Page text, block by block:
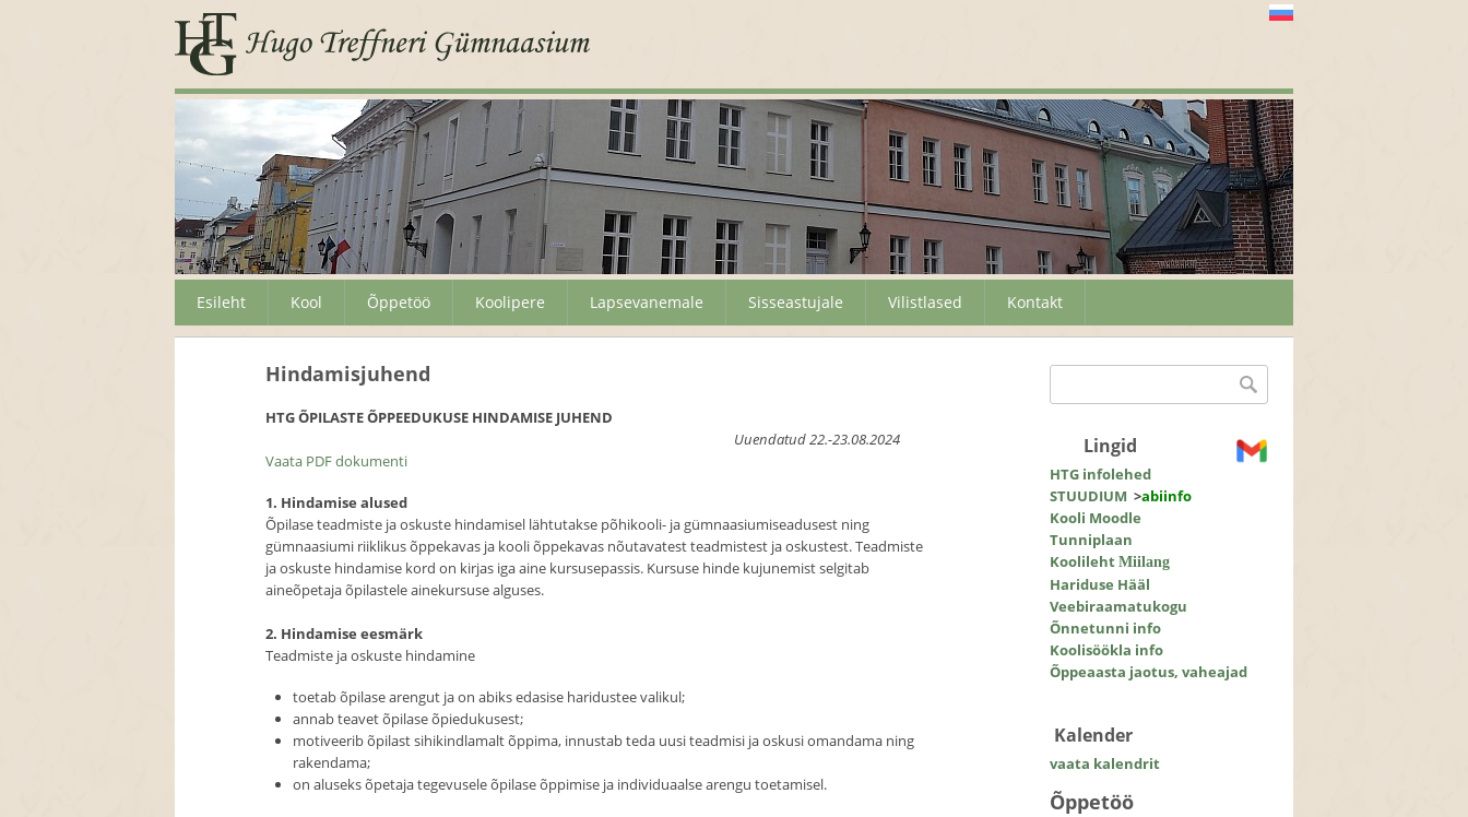
Esileht Kool Õppetöö Koolipere Lapsevanemale Sisseastujale Vilistlased Kontakt
Hindamisjuhend
HTG ÕPILASTE ÕPPEEDUKUSE HINDAMISE JUHEND
Uuendatud 22.-23.08.2024
Vaata PDF dokumenti
1. Hindamise alused
Õpilase teadmiste ja oskuste hindamisel lähtutakse põhikooli- ja gümnaasiumiseadusest ning
gümnaasiumi riiklikus õppekavas ja kooli õppekavas nõutavatest teadmistest ja oskustest. Teadmiste
ja oskuste hindamise kord on kirjas iga aine kursusepassis. Kursuse hinde kujunemist selgitab
aineõpetaja õpilastele ainekursuse alguses.
2. Hindamise eesmärk
Teadmiste ja oskuste hindamine
toetab õpilase arengut ja on abiks edasise haridustee valikul;
annab teavet õpilase õpiedukusest;
motiveerib õpilast sihikindlamalt õppima, innustab teda uusi teadmisi ja oskusi omandama ning
rakendama;
on aluseks õpetaja tegevusele õpilase õppimise ja individuaalse arengu toetamisel.
Otsinguvorm
Lingid
HTG infolehed
STUUDIUM >abiinfo
Kooli Moodle
Tunniplaan
KoolilehtMiilang
Hariduse Hääl
Veebiraamatukogu
Õnnetunni info
Koolisöökla info
Õppeaasta jaotus, vaheajad
Kalender
vaata kalendrit
Õppetöö